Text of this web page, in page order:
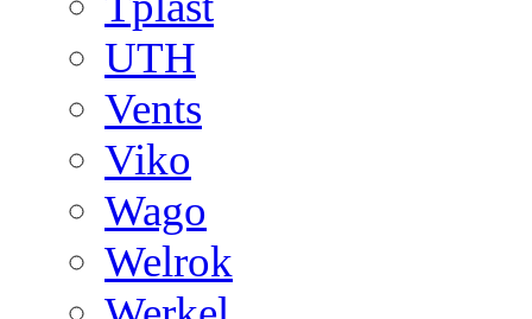
UTH
Vents
Viko
Wago
Welrok